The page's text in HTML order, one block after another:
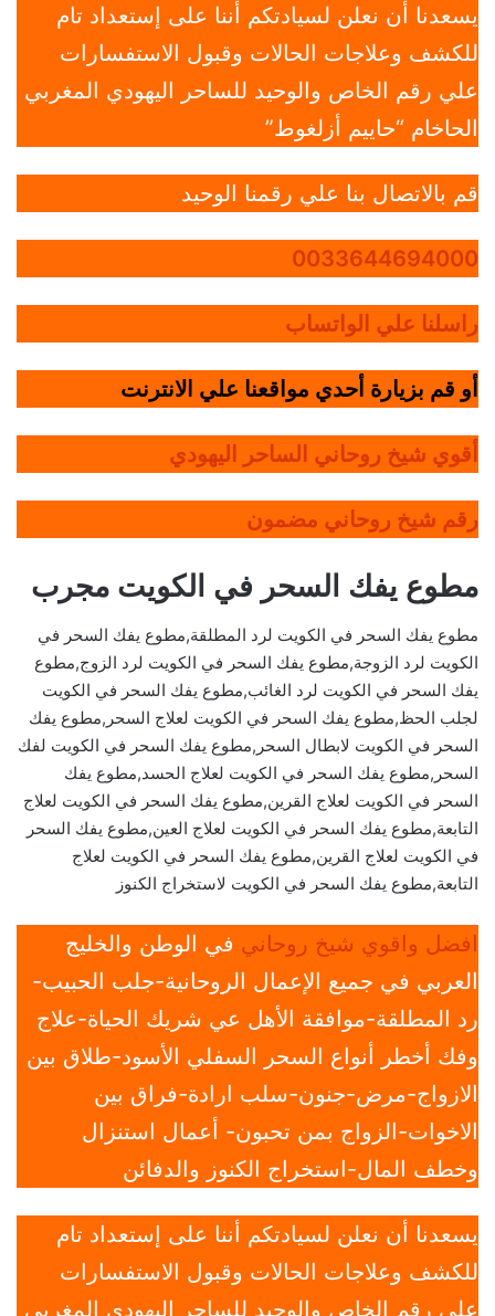
يسعدنا أن نعلن لسيادتكم أننا على إستعداد تام
للكشف وعلاجات الحالات وقبول الاستفسارات
علي رقم الخاص والوحيد للساحر اليهودي المغربي
الحاخام “حاييم أزلغوط”
قم بالاتصال بنا علي رقمنا الوحيد
0033644694000
راسلنا علي الواتساب
أو قم بزيارة أحدي مواقعنا علي الانترنت
أقوي شيخ روحاني الساحر اليهودي
رقم شيخ روحاني مضمون
مطوع يفك السحر في الكويت مجرب
مطوع يفك السحر في الكويت لرد المطلقة,مطوع يفك السحر في
الكويت لرد الزوجة,مطوع يفك السحر في الكويت لرد الزوج,مطوع
يفك السحر في الكويت لرد الغائب,مطوع يفك السحر في الكويت
لجلب الحظ,مطوع يفك السحر في الكويت لعلاج السحر,مطوع يفك
السحر في الكويت لابطال السحر,مطوع يفك السحر في الكويت لفك
السحر,مطوع يفك السحر في الكويت لعلاج الحسد,مطوع يفك
السحر في الكويت لعلاج القرين,مطوع يفك السحر في الكويت لعلاج
التابعة,مطوع يفك السحر في الكويت لعلاج العين,مطوع يفك السحر
في الكويت لعلاج القرين,مطوع يفك السحر في الكويت لعلاج
التابعة,مطوع يفك السحر في الكويت لاستخراج الكنوز
افضل واقوي شيخ روحاني في الوطن والخليج
العربي في جميع الإعمال الروحانية-جلب الحبيب-
رد المطلقة-موافقة الأهل عي شريك الحياة-علاج
وفك أخطر أنواع السحر السفلي الأسود-طلاق بين
الازواج-مرض-جنون-سلب ارادة-فراق بين
الاخوات-الزواج بمن تحبون- أعمال استنزال
وخطف المال-استخراج الكنوز والدفائن
يسعدنا أن نعلن لسيادتكم أننا على إستعداد تام
للكشف وعلاجات الحالات وقبول الاستفسارات
علي رقم الخاص والوحيد للساحر اليهودي المغربي